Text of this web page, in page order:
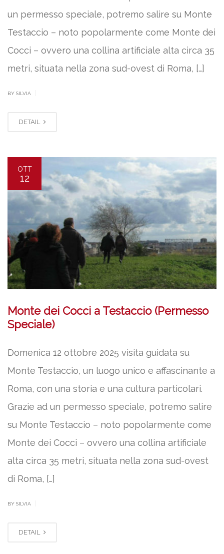
un permesso speciale, potremo salire su Monte
Testaccio – noto popolarmente come Monte dei
Cocci – ovvero una collina artificiale alta circa 35
metri, situata nella zona sud-ovest di Roma, […]
BY SILVIA
DETAIL
OTT
12
Monte dei Cocci a Testaccio (Permesso
Speciale)
Domenica 12 ottobre 2025 visita guidata su
Monte Testaccio, un luogo unico e affascinante a
Roma, con una storia e una cultura particolari.
Grazie ad un permesso speciale, potremo salire
su Monte Testaccio – noto popolarmente come
Monte dei Cocci – ovvero una collina artificiale
alta circa 35 metri, situata nella zona sud-ovest
di Roma, […]
BY SILVIA
DETAIL